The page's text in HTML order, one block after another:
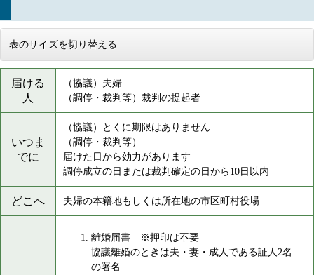
表のサイズを切り替える
届ける
人
（協議）夫婦
（調停・裁判等）裁判の提起者
いつま
でに
（協議）とくに期限はありません
（調停・裁判等）
届けた日から効力があります
調停成立の日または裁判確定の日から10日以内
どこへ 夫婦の本籍地もしくは所在地の市区町村役場
離婚届書 ※押印は不要
協議離婚のときは夫・妻・成人である証人2名
の署名